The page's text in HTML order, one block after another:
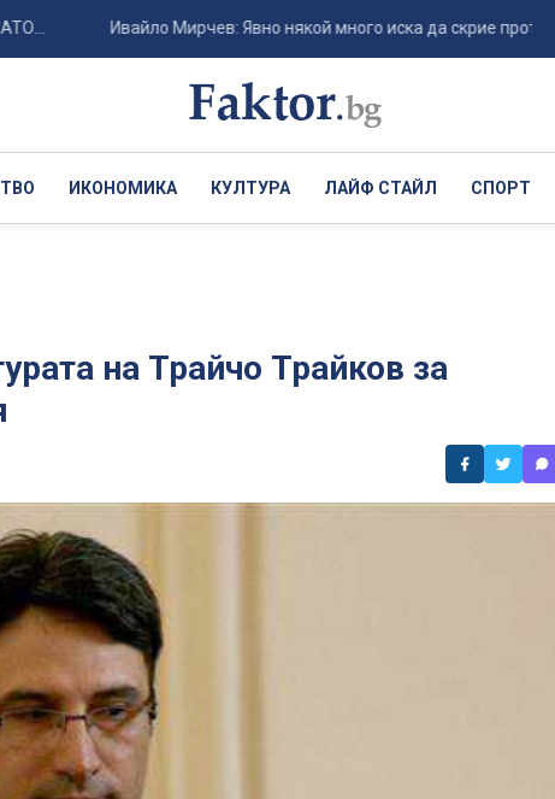
Ивайло Мирчев: Явно някой много иска да скрие протокола
ИКОНОМИКА КУЛТУРА ЛАЙФ СТАЙЛ СПОРТ
на Трайчо Трайков за